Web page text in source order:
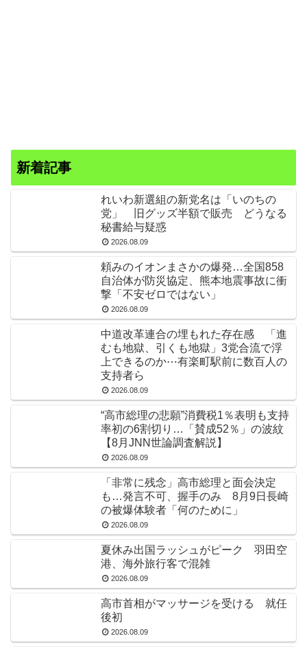
新着記事
れいわ新選組の新党名は「いのちの
党」 旧グッズ半額で販売 どうなる
秘書給与疑惑
2026.08.09
頼みのイオンまさかの爆発…全国858
自治体が防災協定、熊本地震事故に衝
撃「不安ゼロではない」
2026.08.09
中道改革連合の埋もれた存在感 「進
むも地獄、引くも地獄」3党合流で浮
上できるのか⋯有楽町駅前に数百人の
支持者ら
2026.08.09
“高市総理の悲願”消費税1％表明も支持
率初の6割切り…「賛成52％」の波紋
【8月JNN世論調査解説】
2026.08.09
「非常に残念」高市総理と面会決定
も…発言不可、握手のみ 8月9日長崎
の被爆体験者「何のために」
2026.08.09
夏休み出国ラッシュがピーク 羽田空
港、海外旅行客で混雑
2026.08.09
高市首相がマッサージを受ける 就任
後初
2026.08.09